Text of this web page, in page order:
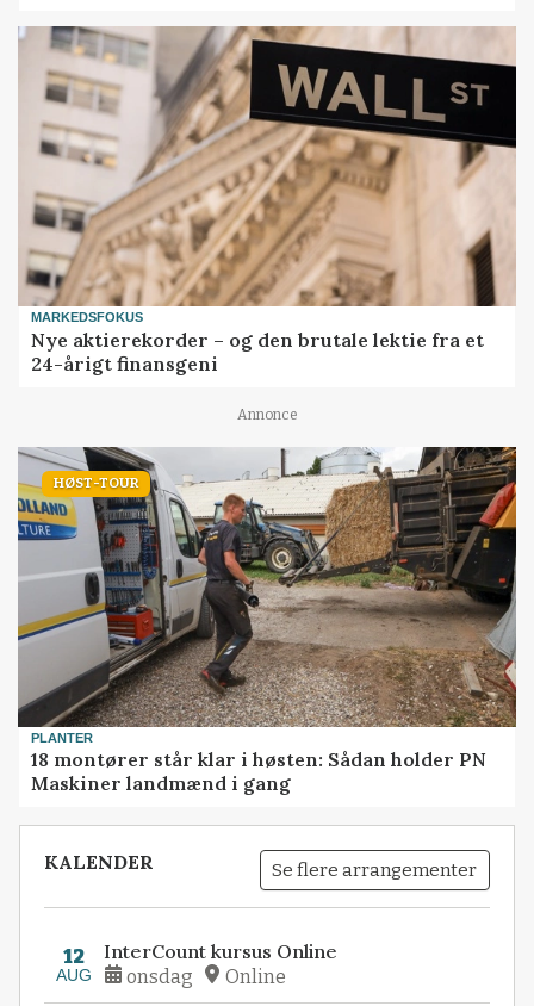
MARKEDSFOKUS
Nye aktierekorder – og den brutale lektie fra et
24-årigt finansgeni
Annonce
HØST-TOUR
PLANTER
18 montører står klar i høsten: Sådan holder PN
Maskiner landmænd i gang
KALENDER Se flere arrangementer
12
AUG
InterCount kursus Online
onsdag Online